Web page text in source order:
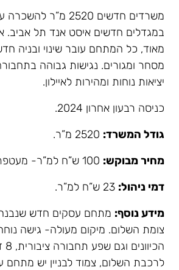
משרדים חדשים 2520
במגדלים חדשים איסט אנד תל אביב.
מאוד, כל המתחם עובר שינוי ובניה
מסחר ומגורים. נגישות גבוהה
יציאות נוחות ומהירות לאיילון.
כניסה רבעון אחרון 2024.
גודל המשרד:
מחיר מבוקש:
דמי ניהול:
מידע נוסף: מתחם עסקים חדש שנבנה
צומת השלום. מיקום מעולה- גישה
לרכבת השלום, צמוד לבניין יש מתחם